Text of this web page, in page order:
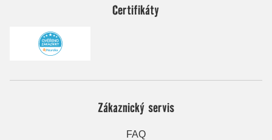
Certifikáty
Zákaznický servis
FAQ